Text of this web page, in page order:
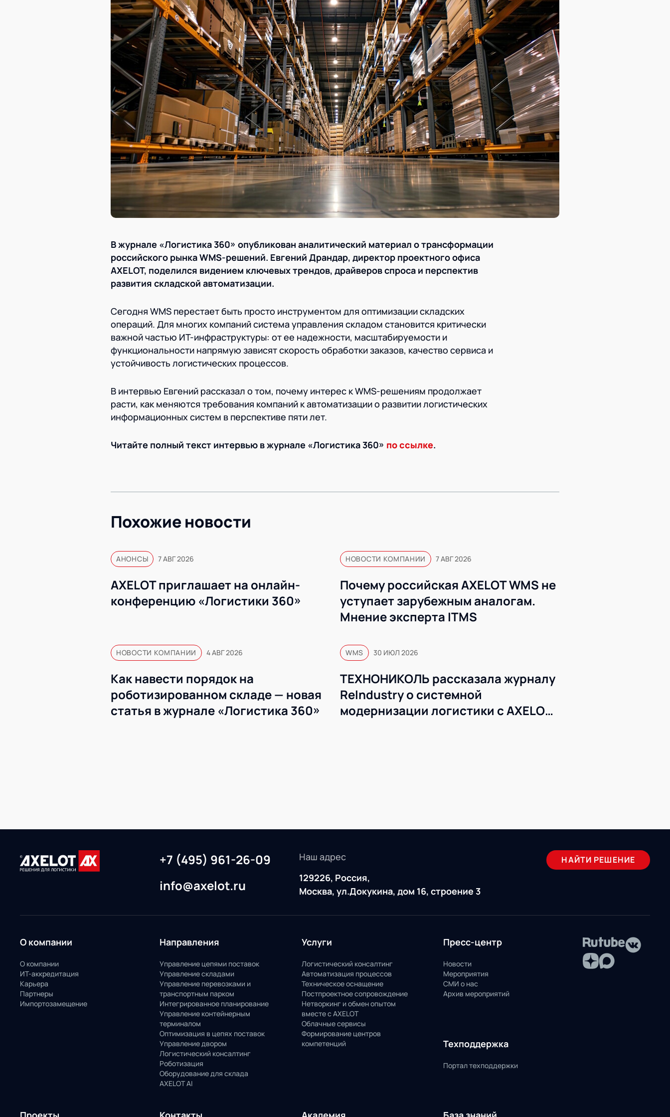
AXELOT AI
Контакты
Контакты
Академия
Предложение для учебных
заведений
База знаний
База знаний
В журнале «Логистика 360» опубликован аналитический материал о трансформации
российского рынка WMS-решений. Евгений Драндар, директор проектного офиса
AXELOT, поделился видением ключевых трендов, драйверов спроса и перспектив
развития складской автоматизации.
Сегодня WMS перестает быть просто инструментом для оптимизации складских
операций. Для многих компаний система управления складом становится критически
важной частью ИТ-инфраструктуры: от ее надежности, масштабируемости и
функциональности напрямую зависят скорость обработки заказов, качество сервиса и
устойчивость логистических процессов.
В интервью Евгений рассказал о том, почему интерес к WMS-решениям продолжает
расти, как меняются требования компаний к автоматизации о развитии логистических
информационных систем в перспективе пяти лет.
Читайте полный текст интервью в журнале «Логистика 360» по ссылке.
Похожие новости
АНОНСЫ 7 АВГ 2026
AXELOT приглашает на онлайн-
конференцию «Логистики 360»
НОВОСТИ КОМПАНИИ 7 АВГ 2026
Почему российская AXELOT WMS не
уступает зарубежным аналогам.
Мнение эксперта ITMS
НОВОСТИ КОМПАНИИ 4 АВГ 2026
Как навести порядок на
роботизированном складе — новая
статья в журнале «Логистика 360»
WMS 30 ИЮЛ 2026
ТЕХНОНИКОЛЬ рассказала журналу
ReIndustry о системной
модернизации логистики с AXELOT
+7 (495) 961-26-09
info@axelot.ru
Наш адрес
129226, Россия,
Москва, ул.Докукина, дом 16, строение 3
НАЙТИ РЕШЕНИЕ
О компании
О компании
ИТ-аккредитация
Карьера
Партнеры
Импортозамещение
Направления
Управление цепями поставок
Управление складами
Управление перевозками и
транспортным парком
Интегрированное планирование
Управление контейнерным
терминалом
Оптимизация в цепях поставок
Управление двором
Логистический консалтинг
Роботизация
Оборудование для склада
AXELOT AI
Услуги
Логистический консалтинг
Автоматизация процессов
Техническое оснащение
Постпроектное сопровождение
Нетворкинг и обмен опытом
вместе с AXELOT
Облачные сервисы
Формирование центров
компетенций
Пресс-центр
Новости
Мероприятия
СМИ о нас
Архив мероприятий
Техподдержка
Портал техподдержки